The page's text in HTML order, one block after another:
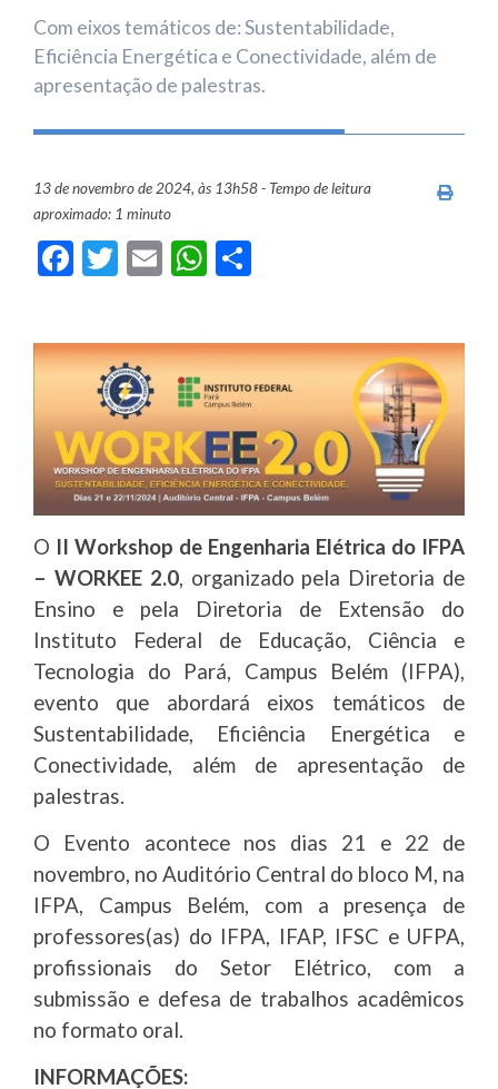
Com eixos temáticos de: Sustentabilidade,
Eficiência Energética e Conectividade, além de
apresentação de palestras.
13 de novembro de 2024, às 13h58 - Tempo de leitura
aproximado: 1 minuto
Facebook
Twitter
EmailWhatsApp
O II Workshop de Engenharia Elétrica do IFPA
– WORKEE 2.0, organizado pela Diretoria de
Ensino e pela Diretoria de Extensão do
Instituto Federal de Educação, Ciência e
Tecnologia do Pará, Campus Belém (IFPA),
evento que abordará eixos temáticos de
Sustentabilidade, Eficiência Energética e
Conectividade, além de apresentação de
palestras.
O Evento acontece nos dias 21 e 22 de
novembro, no Auditório Central do bloco M, na
IFPA, Campus Belém, com a presença de
professores(as) do IFPA, IFAP, IFSC e UFPA,
profissionais do Setor Elétrico, com a
submissão e defesa de trabalhos acadêmicos
no formato oral.
INFORMAÇÕES: